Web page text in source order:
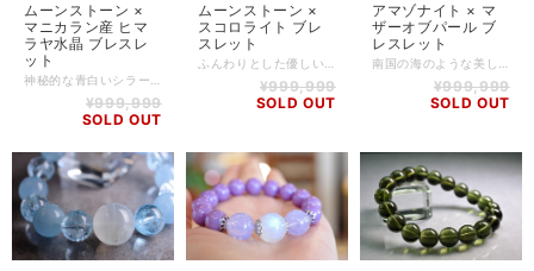
ムーンストーン ×
マニカラン産 ヒマ
ラヤ水晶 ブレスレ
ット
¥999,999
SOLD OUT
ムーンストーン ×
スコロライト ブレ
スレット
¥999,999
SOLD OUT
アマゾナイト × マ
ザーオブパール ブ
レスレット
¥999,999
SOLD OUT